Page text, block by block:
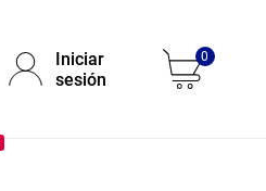
Iniciar
sesión
0